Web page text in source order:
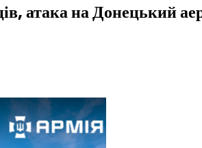
атака на Донецький